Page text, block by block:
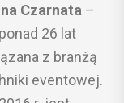
Czarnata –
26 lat
z branżą
eventowej.